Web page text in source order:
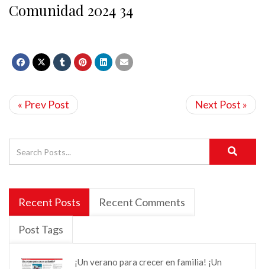
Comunidad 2024 34
« Prev Post Next Post »
Recent Posts Recent Comments
Post Tags
¡Un verano para crecer en familia! ¡Un